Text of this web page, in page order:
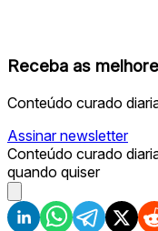
Receba as
Conteúdo curado
Assinar newsletter
Conteúdo curado
quando quiser